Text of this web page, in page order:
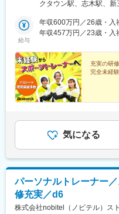
山陽姫路駅、月島駅、
駅、後楽園駅、ひばりケ
駅、上大岡駅、練馬駅、
都電雑司ケ谷駅、神泉
(東京都)、曙橋駅、鮫洲
急蒲田駅、新御茶ノ水駅
六本木一丁目駅、乃木坂
駅、三越前駅、新高円寺
駅、大崎広小路駅、二
駅、糸貫駅、近鉄名古
(愛知県)、木曽川駅、東
鞍馬口駅、北新地駅、
ク駅、肥後橋駅、千里
(兵庫県)、甲子園駅、石
街道駅、平和通駅、元
駅、代官山駅、池ノ上駅
駅(兵庫県)、神戸三宮駅(
由が丘・幡ヶ谷 ・下高
沢・千歳烏山・恵比寿・
口・ひばりが丘パルコ
吉・上大岡京急└千葉：
トアロード・三宮・デュ
姫路・イオンモール神
山：イオンモール岡山・
クタウン駅、志木駅、
田馬場駅、吉祥寺駅、池
戸駅、東京駅、新宿駅(
駅、飯田橋駅、蒲田駅、
森駅、神田駅(東京都)、
宿西口駅、日本橋駅(東
門ヒルズ駅、新宿三丁目
二子玉川駅、亀有駅、西
茅ケ崎駅、みなとみら
川県)、二俣川駅、中央
日吉駅(神奈川県)、東戸
古屋駅、名古屋駅、栄駅
ンター駅、日進駅(愛知
駅、稲沢駅、豊橋駅、南
六名駅、瀬田駅(滋賀県)
駅(阪急線)、高の原駅、
給与
年収600万円／26歳・入
年収457万円／23歳・入
充実の研
完全未経
気になる
パーソナルトレーナー
修充実／d6
株式会社nobitel（ノビテル）ス